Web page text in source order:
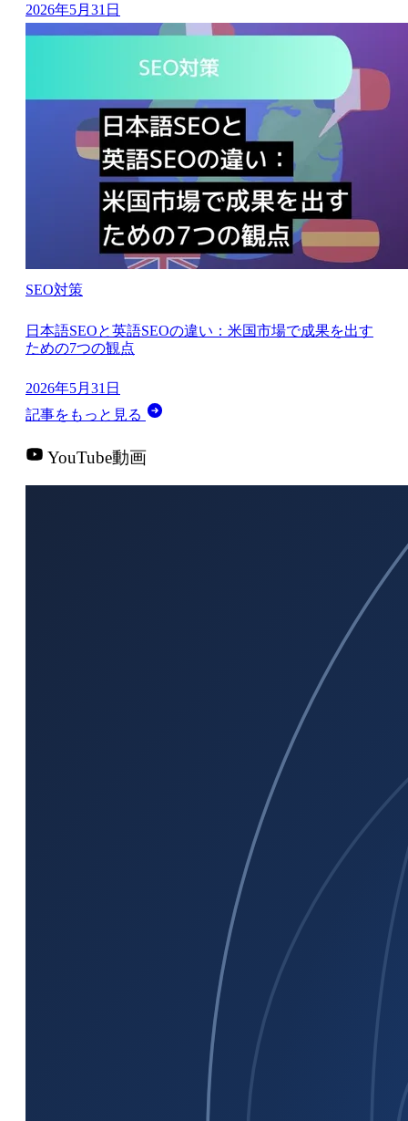
2026年5月31日
SEO対策
日本語SEOと英語SEOの違い：米国市場で成果を出す
ための7つの観点
2026年5月31日
記事をもっと見る
YouTube動画